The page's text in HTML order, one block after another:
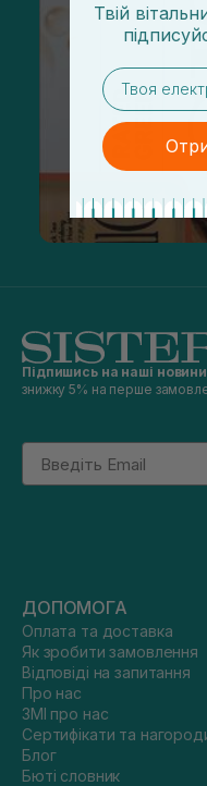
Підпишись на наші новини
знижку 5% на перше
Email
ДОПОМОГА
Оплата та доставка
Як зробити замовлення
Відповіді на запитання
Про нас
ЗМІ про нас
Сертифікати та
Блог
Бюті словник
Твій
email